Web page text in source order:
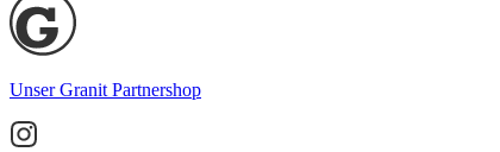
Unser Granit Partnershop